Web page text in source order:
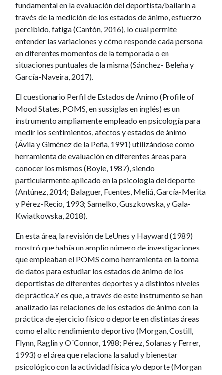
fundamental en la evaluación del deportista/bailarín a
través de la medición de los estados de ánimo, esfuerzo
percibido, fatiga (Cantón, 2016), lo cual permite
entender las variaciones y cómo responde cada persona
en diferentes momentos de la temporada o en
situaciones puntuales de la misma (Sánchez- Beleña y
García-Naveira, 2017).
El cuestionario Perfil de Estados de Ánimo (Profile of
Mood States, POMS, en sussiglas en inglés) es un
instrumento ampliamente empleado en psicología para
medir los sentimientos, afectos y estados de ánimo
(Ávila y Giménez de la Peña, 1991) utilizándose como
herramienta de evaluación en diferentes áreas para
conocer los mismos (Boyle, 1987), siendo
particularmente aplicado en la psicología del deporte
(Antúnez, 2014; Balaguer, Fuentes, Meliá, García-Merita
y Pérez-Recio, 1993; Samelko, Guszkowska, y Gala-
Kwiatkowska, 2018).
En esta área, la revisión de LeUnes y Hayward (1989)
mostró que había un amplio número de investigaciones
que empleaban el POMS como herramienta en la toma
de datos para estudiar los estados de ánimo de los
deportistas de diferentes deportes y a distintos niveles
de práctica.Y es que, a través de este instrumento se han
analizado las relaciones de los estados de ánimo con la
práctica de ejercicio físico o deporte en distintas áreas
como el alto rendimiento deportivo (Morgan, Costill,
Flynn, Raglin y O´Connor, 1988; Pérez, Solanas y Ferrer,
1993) o el área que relaciona la salud y bienestar
psicológico con la actividad física y/o deporte (Morgan